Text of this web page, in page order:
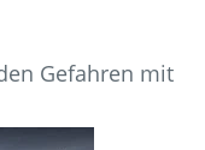
Gefahren mit